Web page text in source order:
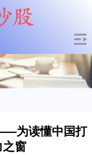
为读懂中国打
窗